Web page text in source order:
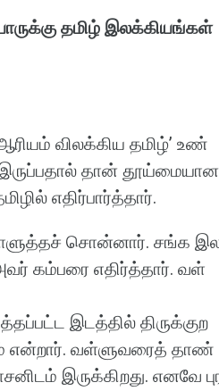
தமிழ் இலக்கியங்கள்
விலக்கிய தமிழ்’ உண்
தான் தூய்மையான
எதிர்பார்த்தார்.
சொன்னார். சங்க
கம்பரை எதிர்த்தார். வள்
இடத்தில் திருக்குற
என்றார். வள்ளுவரைத் தாண்
இருக்கிறது. எனவே